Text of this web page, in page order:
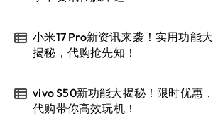
小米17 Pro新资讯来袭！实用功能大
揭秘，代购抢先知！
vivo S50新功能大揭秘！限时优惠，
代购带你高效玩机！